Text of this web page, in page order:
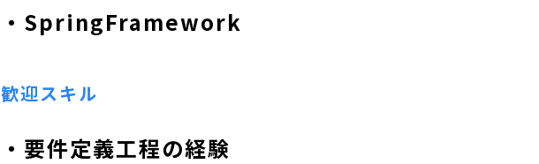
・SpringFramework
歓迎スキル
・要件定義工程の経験